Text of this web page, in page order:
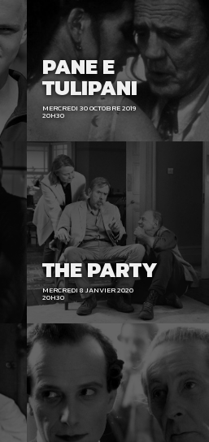
PANE E
TULIPANI
MERCREDI 30 OCTOBRE 2019
20H30
THE PARTY
MERCREDI 8 JANVIER 2020
20H30